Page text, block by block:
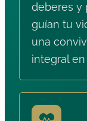
deberes y
guían tu
una
integral